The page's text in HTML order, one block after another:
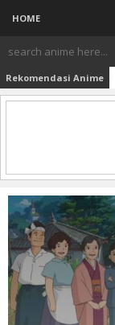
HOME
Rekomendasi Anime